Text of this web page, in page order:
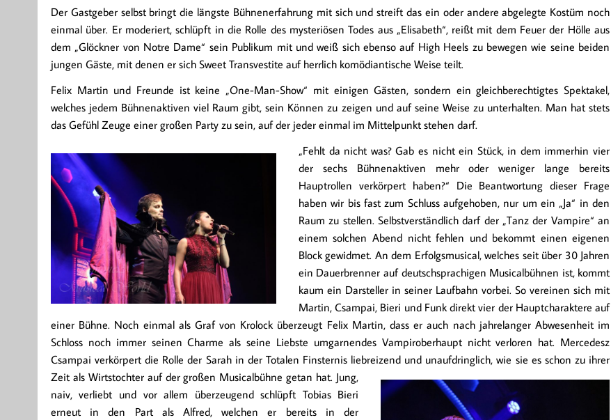
Der Gastgeber selbst bringt die längste Bühnenerfahrung mit sich und streift das ein oder andere abgelegte Kostüm noch
einmal über. Er moderiert, schlüpft in die Rolle des mysteriösen Todes aus „Elisabeth“, reißt mit dem Feuer der Hölle aus
dem „Glöckner von Notre Dame“ sein Publikum mit und weiß sich ebenso auf High Heels zu bewegen wie seine beiden
jungen Gäste, mit denen er sich Sweet Transvestite auf herrlich komödiantische Weise teilt.
Felix Martin und Freunde ist keine „One-Man-Show“ mit einigen Gästen, sondern ein gleichberechtigtes Spektakel,
welches jedem Bühnenaktiven viel Raum gibt, sein Können zu zeigen und auf seine Weise zu unterhalten. Man hat stets
das Gefühl Zeuge einer großen Party zu sein, auf der jeder einmal im Mittelpunkt stehen darf.
„Fehlt da nicht was? Gab es nicht ein Stück, in dem immerhin vier
der sechs Bühnenaktiven mehr oder weniger lange bereits
Hauptrollen verkörpert haben?“ Die Beantwortung dieser Frage
haben wir bis fast zum Schluss aufgehoben, nur um ein „Ja“ in den
Raum zu stellen. Selbstverständlich darf der „Tanz der Vampire“ an
einem solchen Abend nicht fehlen und bekommt einen eigenen
Block gewidmet. An dem Erfolgsmusical, welches seit über 30 Jahren
ein Dauerbrenner auf deutschsprachigen Musicalbühnen ist, kommt
kaum ein Darsteller in seiner Laufbahn vorbei. So vereinen sich mit
Martin, Csampai, Bieri und Funk direkt vier der Hauptcharaktere auf
einer Bühne. Noch einmal als Graf von Krolock überzeugt Felix Martin, dass er auch nach jahrelanger Abwesenheit im
Schloss noch immer seinen Charme als seine Liebste umgarnendes Vampiroberhaupt nicht verloren hat. Mercedesz
Csampai verkörpert die Rolle der Sarah in der Totalen Finsternis liebreizend und unaufdringlich, wie sie es schon zu ihrer
Zeit als Wirtstochter auf der großen Musicalbühne getan hat. Jung,
naiv, verliebt und vor allem überzeugend schlüpft Tobias Bieri
erneut in den Part als Alfred, welchen er bereits in der